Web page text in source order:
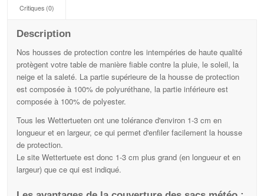
Critiques (0)
Description
Nos housses de protection contre les intempéries de haute qualité
protègent votre table de manière fiable contre la pluie, le soleil, la
neige et la saleté. La partie supérieure de la housse de protection
est composée à 100% de polyuréthane, la partie inférieure est
composée à 100% de polyester.
Tous les Wettertueten ont une tolérance d'environ 1-3 cm en
longueur et en largeur, ce qui permet d'enfiler facilement la housse
de protection.
Le site Wettertuete est donc 1-3 cm plus grand (en longueur et en
largeur) que ce qui est indiqué.